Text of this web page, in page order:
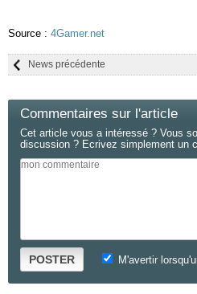
Source : 4Gamer.net
News précédente
Commentaires sur l'article
Cet article vous a intéressé ? Vous
discussion ? Ecrivez simplement un
POSTER M'avertir